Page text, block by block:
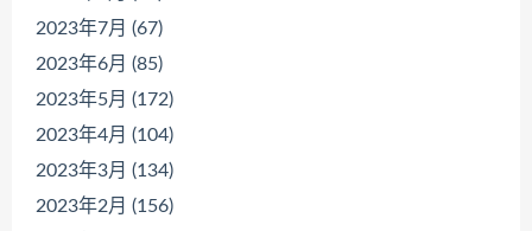
2023年7月 (67)
2023年6月 (85)
2023年5月 (172)
2023年4月 (104)
2023年3月 (134)
2023年2月 (156)